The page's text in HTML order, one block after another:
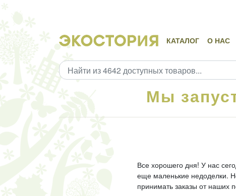
КАТАЛОГ О НАС
Мы
Все хорошего дня! У нас
еще маленькие недоделки.
принимать заказы от наших